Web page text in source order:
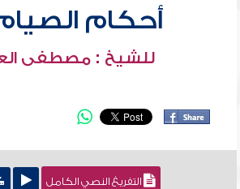
أحكام الصيام
للشيخ : مصطفى
التفريغ النصي الكامل